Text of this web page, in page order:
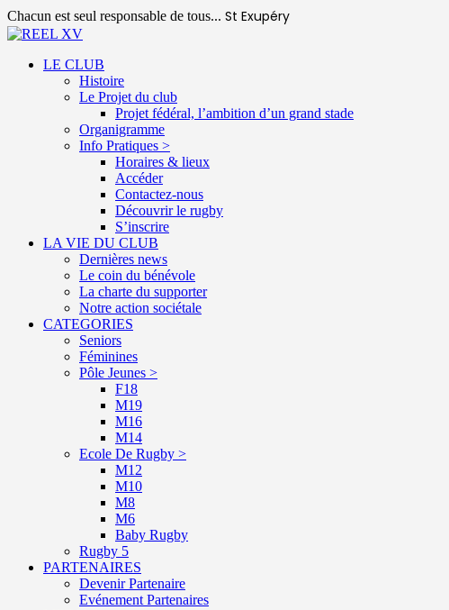
Chacun est seul responsable de tous... St Exupéry
LE CLUB
Histoire
Le Projet du club
Projet fédéral, l’ambition d’un grand stade
Organigramme
Info Pratiques >
Horaires & lieux
Accéder
Contactez-nous
Découvrir le rugby
S’inscrire
LA VIE DU CLUB
Dernières news
Le coin du bénévole
La charte du supporter
Notre action sociétale
CATEGORIES
Seniors
Féminines
Pôle Jeunes >
F18
M19
M16
M14
Ecole De Rugby >
M12
M10
M8
M6
Baby Rugby
Rugby 5
PARTENAIRES
Devenir Partenaire
Evénement Partenaires